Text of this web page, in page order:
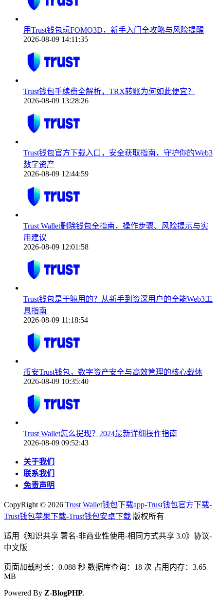
用Trust钱包玩FOMO3D，新手入门全攻略与风险提醒
2026-08-09 14:11:35
Trust钱包手续费全解析，TRX转账为何如此便宜？
2026-08-09 13:28:26
Trust钱包官方下载入口，安全获取指南，守护你的Web3
数字资产
2026-08-09 12:44:59
Trust Wallet删除钱包全指南，操作步骤、风险提示与实
用建议
2026-08-09 12:01:58
Trust钱包是干嘛用的？从新手到资深用户的全能Web3工
具指南
2026-08-09 11:18:54
币安Trust钱包，数字资产安全与高效管理的核心载体
2026-08-09 10:35:40
Trust Wallet怎么提现？2024最新详细操作指南
2026-08-09 09:52:43
关于我们
联系我们
免责声明
CopyRight © 2026 Trust Wallet钱包下载app-Trust钱包官方下载-
Trust钱包苹果下载-Trust钱包安卓下载 版权所有
适用《知识共享 署名-非商业性使用-相同方式共享 3.0》协议-
中文版
页面加载时长：0.088 秒 数据库查询：18 次 占用内存：3.65
MB
Powered By Z-BlogPHP.